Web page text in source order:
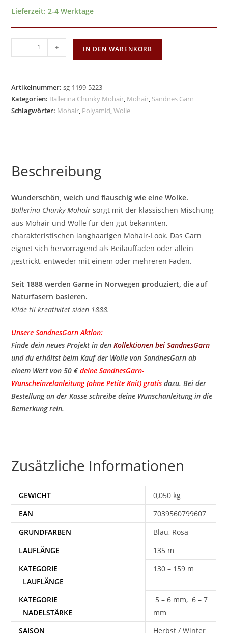
Lieferzeit:2-4 Werktage
- + IN DEN WARENKORB
Artikelnummer:sg-1199-5223
Kategorien: Ballerina Chunky Mohair, Mohair, Sandnes Garn
Schlagwörter: Mohair, Polyamid,Wolle
Beschreibung
Wunderschön, weich und flauschig wie eine Wolke.
Ballerina Chunky Mohair sorgt mit der klassischen Mischung
aus Mohair und Wolle für den gut bekannten,
charakteristischen langhaarigen Mohair-Look. Das Garn
eignet sich hervorragend als Beilauffaden oder allein
gestrickt, entweder mit einem oder mehreren Fäden.
Seit 1888 werden Garne in Norwegen produziert, die auf
Naturfasern basieren.
Kilde til kreativitet siden 1888.
Unsere SandnesGarn Aktion:
Finde dein neues Projekt in denKollektionen bei SandnesGarn
und du erhältst beim Kauf der Wolle von SandnesGarn ab
einem Wert von 50 €deine SandnesGarn-
Wunscheinzelanleitung (ohne Petite Knit) gratis ​ dazu. Bei der
Bestellung an der Kasse schreibe deine Wunschanleitung in die
Bemerkung rein.
Zusätzliche Informationen
GEWICHT
0,050 kg
EAN
7039560799607
Blau, Rosa
135 m
130 – 159 m
5 – 6 mm, 6 – 7
mm
SAISON
Herbst / Winter